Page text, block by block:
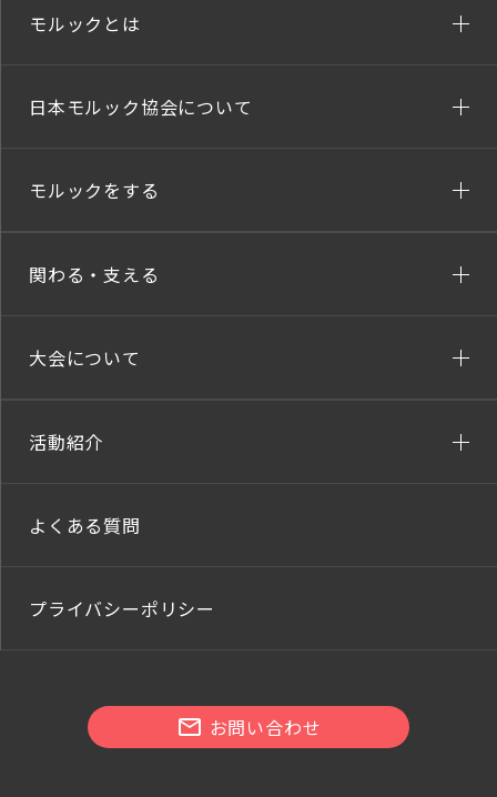
モルックとは
日本モルック協会について
モルックをする
関わる・支える
大会について
活動紹介
よくある質問
プライバシーポリシー
お問い合わせ